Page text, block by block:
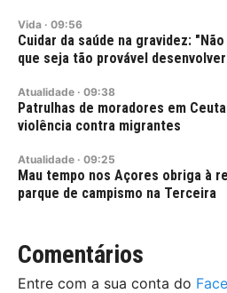
Vida · 09:56
Cuidar da saúde na gravidez:
que seja tão provável
Atualidade · 09:38
Patrulhas de moradores em
violência contra migrantes
Atualidade · 09:25
Mau tempo nos Açores obriga à
parque de campismo na Terceira
Comentários
Entre com a sua conta do